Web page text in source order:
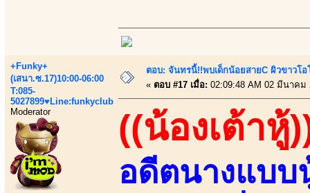
+Funky+
(เสนา.ซ.17)10:00-06:00
T:085-
5027899♥Line:funkyclub
Moderator
ตอบ: จันทรนี้!!พบเด็กน้อยสายC ผิวขาวโ
« ตอบ #17 เมื่อ: 02:09:48 AM 02 มีนาคม
((น้องเต้าหู้
อดีตนางแบบ